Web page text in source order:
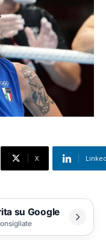
X
su Google